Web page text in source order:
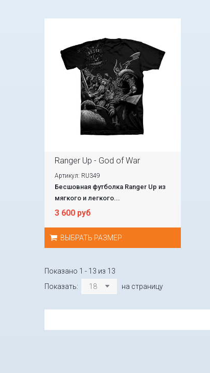
Ranger Up - God of War
Артикул: RU349
Бесшовная футболка Ranger Up из
мягкого и легкого...
3 600 руб
ВЫБРАТЬ РАЗМЕР
Показано 1 - 13 из 13
Показать:
18 на страницу